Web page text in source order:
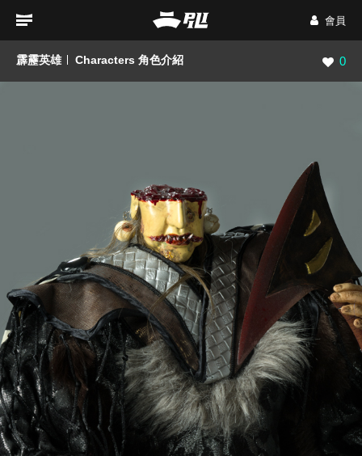
會員
霹靂英雄 Characters 角色介紹 瀏覽
0